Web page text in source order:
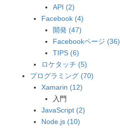
API (2)
Facebook (4)
開発 (47)
Facebookページ (36)
TIPS (6)
ロケタッチ (5)
プログラミング (70)
Xamarin (12)
入門
JavaScript (2)
Node.js (10)